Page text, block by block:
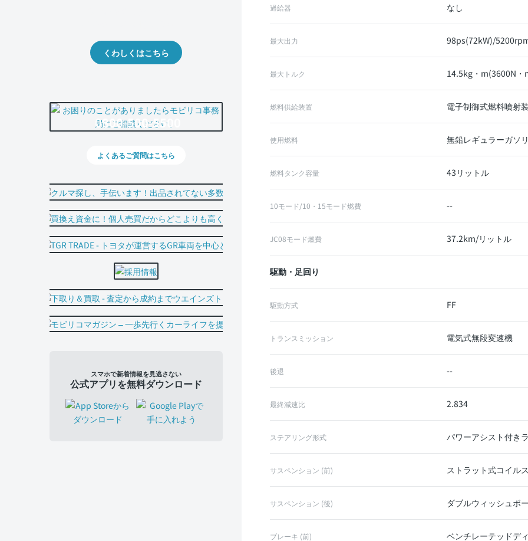
過給器 なし
最大出力 98ps(72kW)/
最大トルク 14.5kg・m(3600N
燃料供給装置 電子制御式燃料噴射
使用燃料 無鉛レギュラーガソ
燃料タンク容量 43リットル
10モード/10・15モード燃費 --
JC08モード燃費 37.2km/リットル
駆動・足回り
駆動方式 FF
トランスミッション 電気式無段変速機
後退 --
最終減速比 2.834
ステアリング形式 パワーアシスト付き
サスペンション (前) ストラット式コイル
サスペンション (後) ダブルウィッシュボ
ブレーキ (前) ベンチレーテッドデ
くわしくはこちら
0800-500-5500
よくあるご質問はこちら
スマホで新着情報を見逃さない
公式アプリを無料ダウンロード